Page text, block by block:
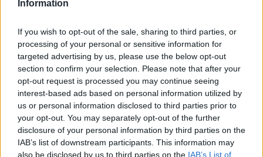
Information
If you wish to opt-out of the sale, sharing to third parties, or
processing of your personal or sensitive information for
targeted advertising by us, please use the below opt-out
section to confirm your selection. Please note that after your
opt-out request is processed you may continue seeing
interest-based ads based on personal information utilized by
us or personal information disclosed to third parties prior to
your opt-out. You may separately opt-out of the further
disclosure of your personal information by third parties on the
IAB’s list of downstream participants. This information may
also be disclosed by us to third parties on the IAB’s List of
DEIXA UNA RESPOSTA